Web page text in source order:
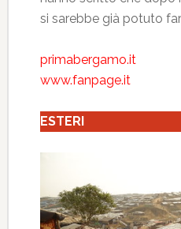
si sarebbe già potuto
primabergamo.it
www.fanpage.it
ESTERI